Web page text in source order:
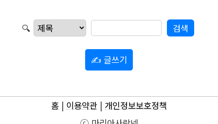
🔍
✍ 글쓰기
홈 | 이용약관 | 개인정보보호정책